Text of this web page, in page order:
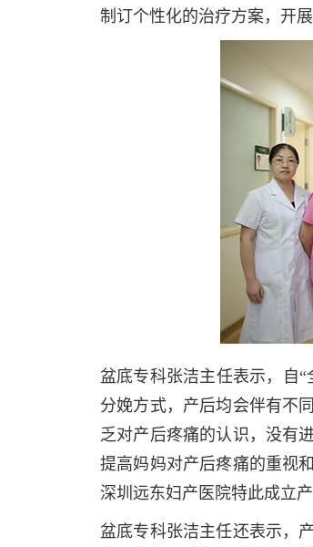
制订个性化的治疗方案，开
盆底专科张洁主任表示，自
分娩方式，产后均会伴有不
乏对产后疼痛的认识，没有
提高妈妈对产后疼痛的重视
深圳远东妇产医院特此成立产
盆底专科张洁主任还表示，